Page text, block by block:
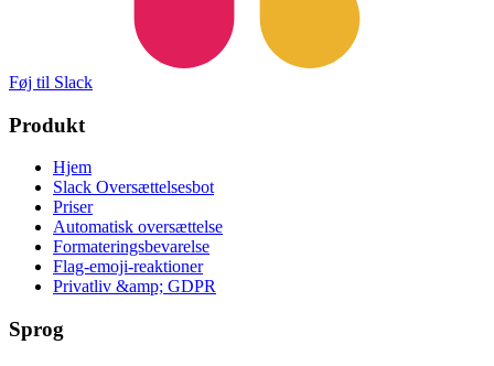
Føj til Slack
Produkt
Hjem
Slack Oversættelsesbot
Priser
Automatisk oversættelse
Formateringsbevarelse
Flag-emoji-reaktioner
Privatliv &amp; GDPR
Sprog